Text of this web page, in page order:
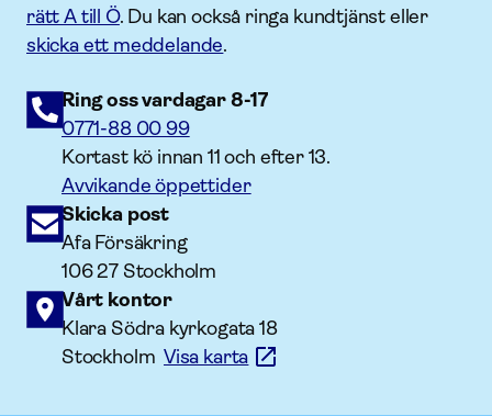
rätt A till Ö. Du kan också ringa kundtjänst eller
skicka ett meddelande.
Ring oss vardagar 8-17
0771-88 00 99
Kortast kö innan 11 och efter 13.
Avvikande öppettider
Skicka post
Afa Försäkring
106 27 Stockholm
Vårt kontor
Klara Södra kyrkogata 18
StockholmVisa karta